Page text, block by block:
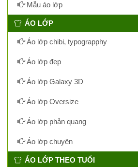
Mẫu áo lớp
ÁO LỚP
Áo lớp chibi, typograpphy
Áo lớp đẹp
Áo lớp Galaxy 3D
Áo lớp Oversize
Áo lớp phản quang
Áo lớp chuyên
ÁO LỚP THEO TUỔI